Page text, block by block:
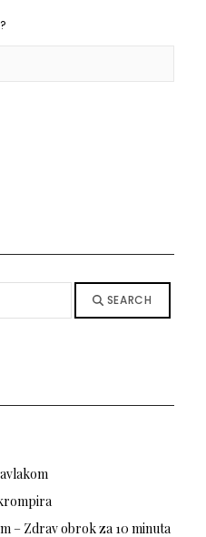
SEARCH
– Zdrav obrok za 10 minuta